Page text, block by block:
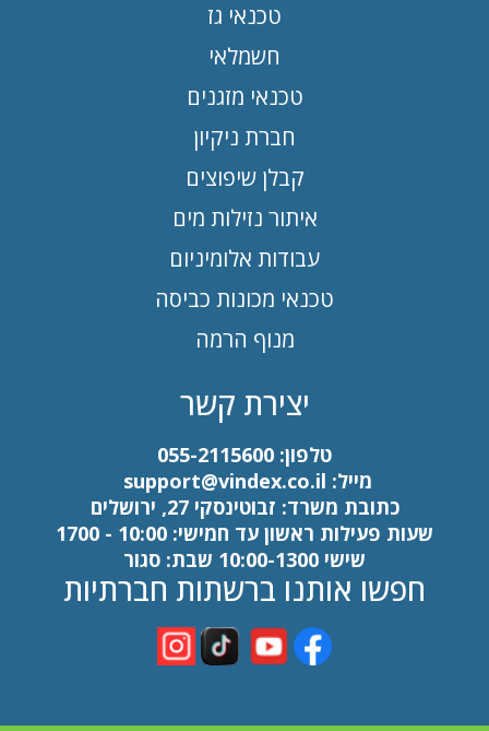
טכנאי גז
חשמלאי
טכנאי מזגנים
חברת ניקיון
קבלן שיפוצים
איתור נזילות מים
עבודות אלומיניום
טכנאי מכונות כביסה
מנוף הרמה
יצירת קשר
טלפון: 055-2115600
מייל: support@vindex.co.il
כתובת משרד: זבוטינסקי 27, ירושלים
שעות פעילות ראשון עד חמישי: 10:00 - 1700
שישי 10:00-1300 שבת: סגור
חפשו אותנו ברשתות חברתיות